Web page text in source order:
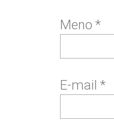
Meno *
E-mail *